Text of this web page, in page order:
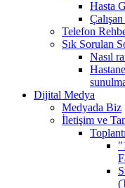
Hasta
Telefon
Sık Sorulan
Nasıl
Dijital Medya
Medyada Biz
İletişim ve